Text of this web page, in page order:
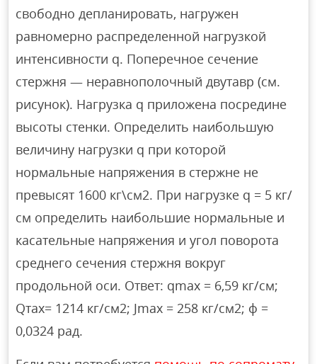
свободно депланировать, нагружен
равномерно распределенной нагрузкой
интенсивности q. Поперечное сечение
стержня — неравнополочный двутавр (см.
рисунок). Нагрузка q приложена посредине
высоты стенки. Определить наибольшую
величину нагрузки q при которой
нормальные напряжения в стержне не
превысят 1600 кг\см2. При нагрузке q = 5 кг/
см определить наибольшие нормальные и
касательные напряжения и угол поворота
среднего сечения стержня вокруг
продольной оси. Ответ: qmax = 6,59 кг/см;
Qтaх= 1214 кг/см2; Jmax = 258 кг/см2; ф =
0,0324 рад.